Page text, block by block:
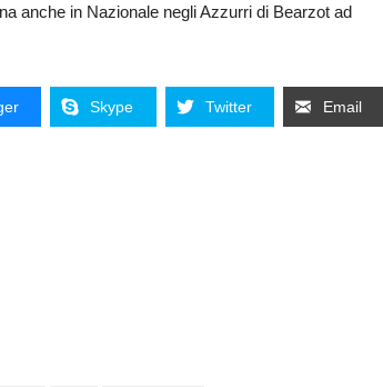
anche in Nazionale negli Azzurri di Bearzot ad
Skype Twitter Email